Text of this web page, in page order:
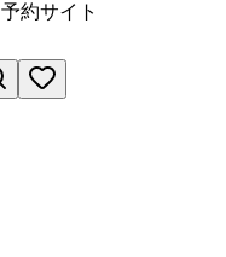
約サイト